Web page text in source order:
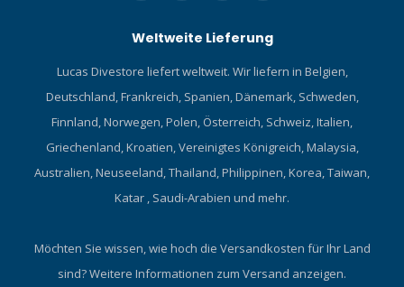
Weltweite Lieferung
Lucas Divestore liefert weltweit. Wir liefern in Belgien,
Deutschland, Frankreich, Spanien, Dänemark, Schweden,
Finnland, Norwegen, Polen, Österreich, Schweiz, Italien,
Griechenland, Kroatien, Vereinigtes Königreich, Malaysia,
Australien, Neuseeland, Thailand, Philippinen, Korea, Taiwan,
Katar , Saudi-Arabien und mehr.
Möchten Sie wissen, wie hoch die Versandkosten für Ihr Land
sind?Weitere Informationen zum Versand anzeigen.